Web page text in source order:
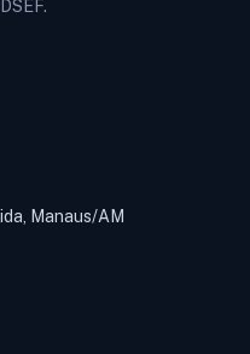
Manaus/AM
em nossas